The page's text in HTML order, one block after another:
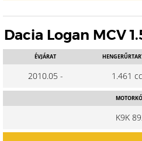
Dacia Logan MCV
ÉVJÁRAT
2010.05 - 1.461
K9K